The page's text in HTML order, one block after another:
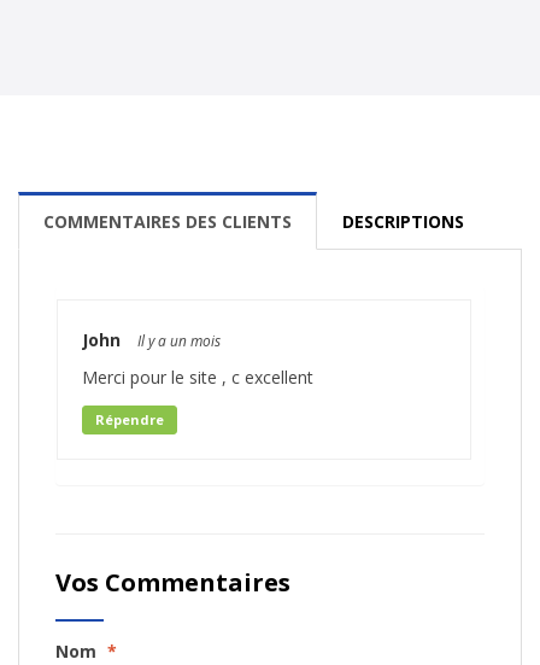
COMMENTAIRES DES CLIENTS DESCRIPTIONS
John Il y a un mois
Merci pour le site , c excellent
Répendre
Vos Commentaires
Nom *